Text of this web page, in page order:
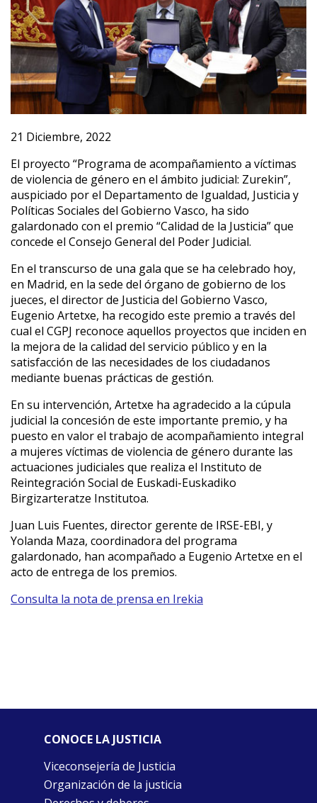
21 Diciembre, 2022
El proyecto “Programa de acompañamiento a víctimas
de violencia de género en el ámbito judicial: Zurekin”,
auspiciado por el Departamento de Igualdad, Justicia y
Políticas Sociales del Gobierno Vasco, ha sido
galardonado con el premio “Calidad de la Justicia” que
concede el Consejo General del Poder Judicial.
En el transcurso de una gala que se ha celebrado hoy,
en Madrid, en la sede del órgano de gobierno de los
jueces, el director de Justicia del Gobierno Vasco,
Eugenio Artetxe, ha recogido este premio a través del
cual el CGPJ reconoce aquellos proyectos que inciden en
la mejora de la calidad del servicio público y en la
satisfacción de las necesidades de los ciudadanos
mediante buenas prácticas de gestión.
En su intervención, Artetxe ha agradecido a la cúpula
judicial la concesión de este importante premio, y ha
puesto en valor el trabajo de acompañamiento integral
a mujeres víctimas de violencia de género durante las
actuaciones judiciales que realiza el Instituto de
Reintegración Social de Euskadi-Euskadiko
Birgizarteratze Institutoa.
Juan Luis Fuentes, director gerente de IRSE-EBI, y
Yolanda Maza, coordinadora del programa
galardonado, han acompañado a Eugenio Artetxe en el
acto de entrega de los premios.
Consulta la nota de prensa en Irekia
CONOCE LA JUSTICIA
Viceconsejería de Justicia
Organización de la justicia